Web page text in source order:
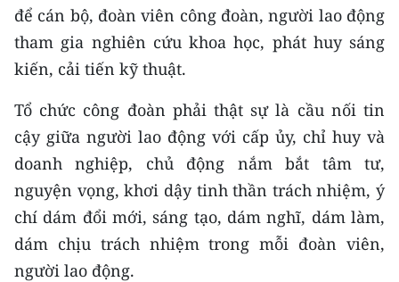
để cán bộ, đoàn viên công đoàn, người lao động
tham gia nghiên cứu khoa học, phát huy sáng
kiến, cải tiến kỹ thuật.
Tổ chức công đoàn phải thật sự là cầu nối tin
cậy giữa người lao động với cấp ủy, chỉ huy và
doanh nghiệp, chủ động nắm bắt tâm tư,
nguyện vọng, khơi dậy tinh thần trách nhiệm, ý
chí dám đổi mới, sáng tạo, dám nghĩ, dám làm,
dám chịu trách nhiệm trong mỗi đoàn viên,
người lao động.